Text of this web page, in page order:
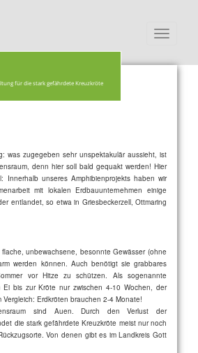
Toggle
für die stark gefährdete Kreuzkröte
was zugegeben sehr unspektakulär aussieht, ist
denn hier soll bald gequakt werden! Hier
Innerhalb unseres Amphibienprojekts haben wir
mit lokalen Erdbauunternehmen einige
entlandet, so etwa in Griesbeckerzell, Ottmaring
unbewachsene, besonnte Gewässer (ohne
werden können. Auch benötigt sie grabbares
vor Hitze zu schützen. Als sogenannte
Ei bis zur Kröte nur zwischen 4-10 Wochen, der
Vergleich: Erdkröten brauchen 2-4 Monate!
sind Auen. Durch den Verlust der
die stark gefährdete Kreuzkröte meist nur noch
Von denen gibt es im Landkreis Gott